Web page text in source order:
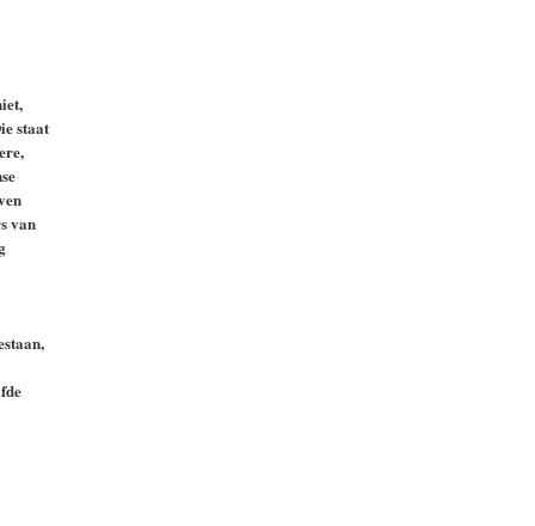
staat
van